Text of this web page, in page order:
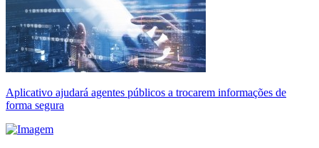
Aplicativo ajudará agentes públicos a trocarem informações de
forma segura